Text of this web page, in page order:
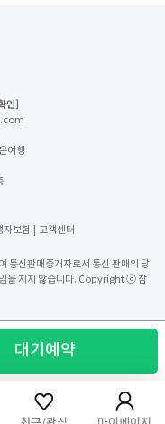
대기예약
인]
여행
자보험 고객센터
통신판매중개자로서 통신 판매의 당
임을 지지 않습니다. Copyright ⓒ 참